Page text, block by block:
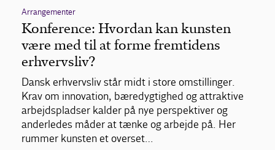
Arrangementer
Konference: Hvordan kan kunsten
være med til at forme fremtidens
erhvervsliv?
Dansk erhvervsliv står midt i store omstillinger.
Krav om innovation, bæredygtighed og attraktive
arbejdspladser kalder på nye perspektiver og
anderledes måder at tænke og arbejde på. Her
rummer kunsten et overset…